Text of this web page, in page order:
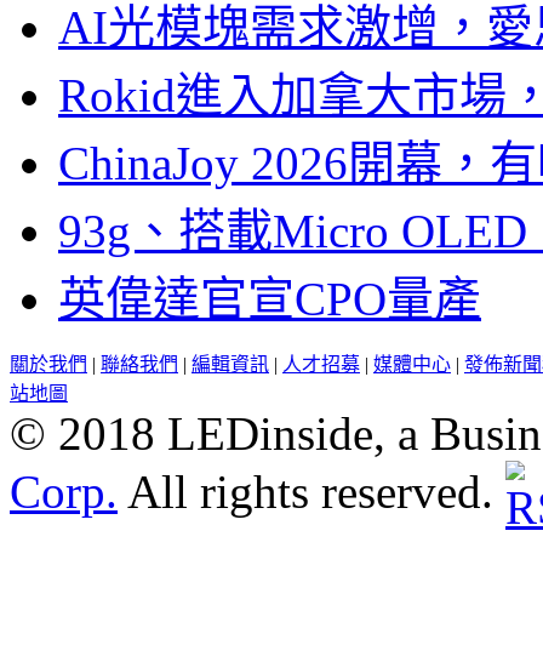
AI光模塊需求激增，
Rokid進入加拿大市場
ChinaJoy 2026開幕，
93g、搭載Micro
英偉達官宣CPO量產
關於我們 | 聯絡我們 | 編輯資訊 | 人才招募 | 媒體中心 | 發佈新
站地圖
© 2018 LEDinside, a
Corp. All rights reserved.